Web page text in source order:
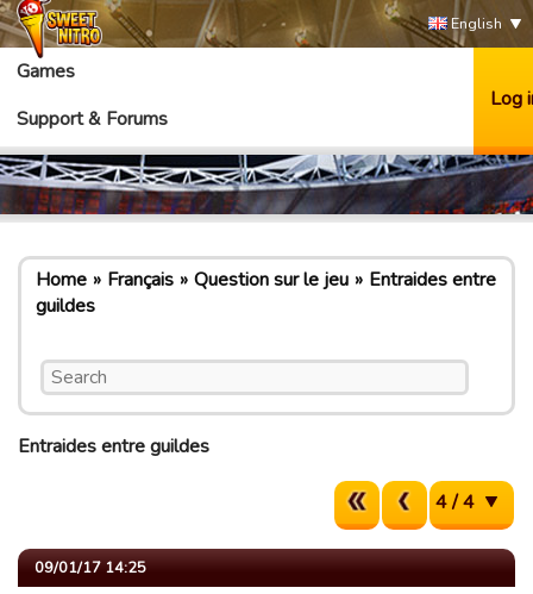
English
Games
Support & Forums
Log
Home Français Question sur le jeu
Entraides entre
guildes
Entraides entre guildes
4 / 4
09/01/17 14:25